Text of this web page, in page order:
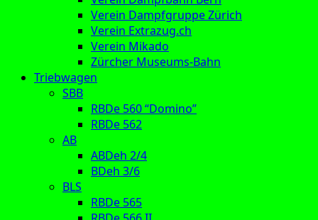
Verein Dampfgruppe Zürich
Verein Extrazug.ch
Verein Mikado
Zürcher Museums-Bahn
Triebwagen
SBB
RBDe 560 “Domino”
RBDe 562
AB
ABDeh 2/4
BDeh 3/6
BLS
RBDe 565